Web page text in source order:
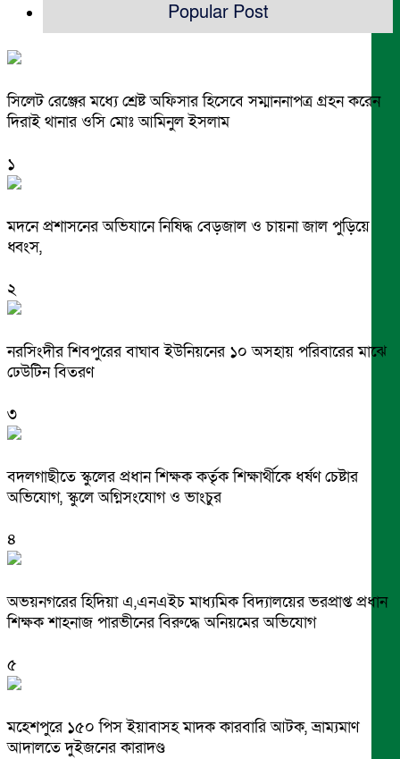
Popular Post
সিলেট রেঞ্জের মধ্যে শ্রেষ্ট অফিসার হিসেবে সম্মাননাপত্র গ্রহন করেন
দিরাই থানার ওসি মোঃ আমিনুল ইসলাম
১
মদনে প্রশাসনের অভিযানে নিষিদ্ধ বেড়জাল ও চায়না জাল পুড়িয়ে
ধ্বংস,
২
নরসিংদীর শিবপুরের বাঘাব ইউনিয়নের ১০ অসহায় পরিবারের মাঝে
ঢেউটিন বিতরণ
৩
বদলগাছীতে স্কুলের প্রধান শিক্ষক কর্তৃক শিক্ষার্থীকে ধর্ষণ চেষ্টার
অভিযোগ, স্কুলে অগ্নিসংযোগ ও ভাংচুর
৪
অভয়নগরের হিদিয়া এ,এনএইচ মাধ্যমিক বিদ্যালয়ের ভরপ্রাপ্ত প্রধান
শিক্ষক শাহনাজ পারভীনের বিরুদ্ধে অনিয়মের অভিযোগ
৫
মহেশপুরে ১৫০ পিস ইয়াবাসহ মাদক কারবারি আটক, ভ্রাম্যমাণ
আদালতে দুইজনের কারাদণ্ড